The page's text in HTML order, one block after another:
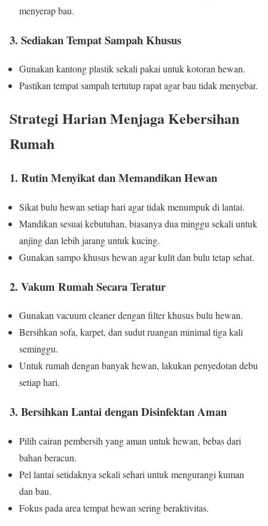
menyerap bau.
3. Sediakan Tempat Sampah Khusus
Gunakan kantong plastik sekali pakai untuk kotoran hewan.
Pastikan tempat sampah tertutup rapat agar bau tidak menyebar.
Strategi Harian Menjaga Kebersihan
Rumah
1. Rutin Menyikat dan Memandikan Hewan
Sikat bulu hewan setiap hari agar tidak menumpuk di lantai.
Mandikan sesuai kebutuhan, biasanya dua minggu sekali untuk
anjing dan lebih jarang untuk kucing.
Gunakan sampo khusus hewan agar kulit dan bulu tetap sehat.
2. Vakum Rumah Secara Teratur
Gunakan vacuum cleaner dengan filter khusus bulu hewan.
Bersihkan sofa, karpet, dan sudut ruangan minimal tiga kali
seminggu.
Untuk rumah dengan banyak hewan, lakukan penyedotan debu
setiap hari.
3. Bersihkan Lantai dengan Disinfektan Aman
Pilih cairan pembersih yang aman untuk hewan, bebas dari
bahan beracun.
Pel lantai setidaknya sekali sehari untuk mengurangi kuman
dan bau.
Fokus pada area tempat hewan sering beraktivitas.